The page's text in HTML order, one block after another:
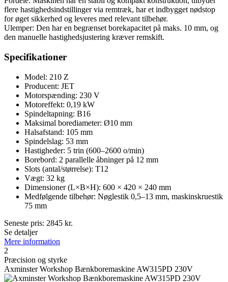
flere hastighedsindstillinger via remtræk, har et indbygget nødstop
for øget sikkerhed og leveres med relevant tilbehør.
Ulemper: Den har en begrænset borekapacitet på maks. 10 mm, og
den manuelle hastighedsjustering kræver remskift.
Specifikationer
Model: 210 Z
Producent: JET
Motorspænding: 230 V
Motoreffekt: 0,19 kW
Spindeltapning: B16
Maksimal borediameter: Ø10 mm
Halsafstand: 105 mm
Spindelslag: 53 mm
Hastigheder: 5 trin (600–2600 o/min)
Borebord: 2 parallelle åbninger på 12 mm
Slots (antal/størrelse): T12
Vægt: 32 kg
Dimensioner (L×B×H): 600 × 420 × 240 mm
Medfølgende tilbehør: Nøglestik 0,5–13 mm, maskinskruestik
75 mm
Seneste pris: 2845 kr.
Se detaljer
Mere information
2
Præcision og styrke
Axminster Workshop Bænkboremaskine AW315PD 230V